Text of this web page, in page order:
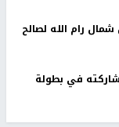
رام الله لصالح
في بطولة